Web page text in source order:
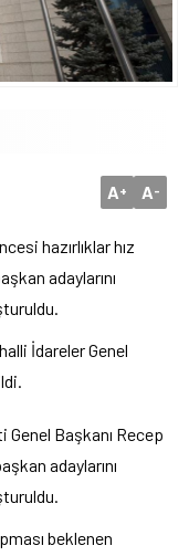
A+ A-
hazırlıklar hız
adaylarını
İdareler Genel
Başkanı Recep
adaylarını
beklenen